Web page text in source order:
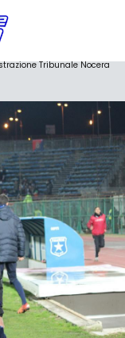
Tribunale Nocera